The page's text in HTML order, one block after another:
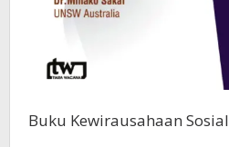
Buku Kewirausahaan Sosial